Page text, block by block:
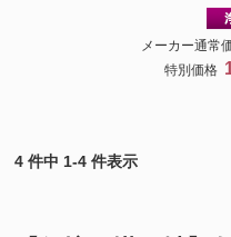
メーカー通常
特別価格
4 件中 1-4 件表示